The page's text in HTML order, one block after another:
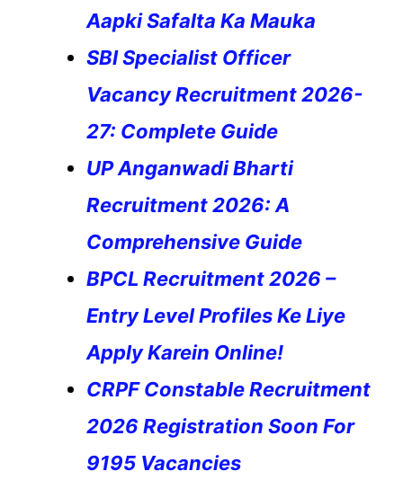
Aapki Safalta Ka Mauka
SBI Specialist Officer
Vacancy Recruitment 2026-
27: Complete Guide
UP Anganwadi Bharti
Recruitment 2026: A
Comprehensive Guide
BPCL Recruitment 2026 –
Entry Level Profiles Ke Liye
Apply Karein Online!
CRPF Constable Recruitment
2026 Registration Soon For
9195 Vacancies